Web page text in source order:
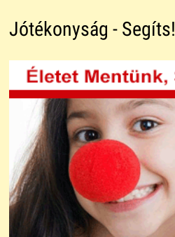
Jótékonyság - Segíts!